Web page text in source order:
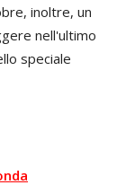
inoltre, un
nell'ultimo
speciale